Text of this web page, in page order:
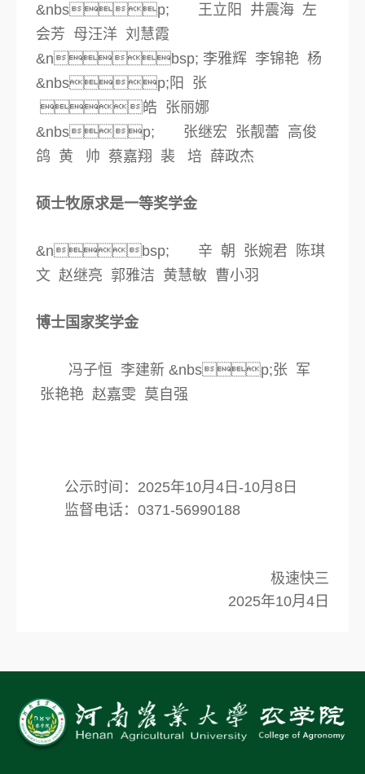
&nbsp; 王立阳 井震海 左
会芳 母汪洋 刘慧霞
&nbsp; 李雅辉 李锦艳 杨
&nbsp;阳 张
皓 张丽娜
&nbsp; 张继宏 张靓蕾 高俊
鸽 黄 帅 蔡嘉翔 裴 培 薛政杰
硕士牧原求是一等奖学金
&nbsp; 辛 朝 张婉君 陈琪
文 赵继亮 郭雅洁 黄慧敏 曹小羽
博士国家奖学金
冯子恒 李建新 &nbsp;张 军
张艳艳 赵嘉雯 莫自强
公示时间：2025年10月4日-10月8日
监督电话：0371-56990188
极速快三
2025年10月4日